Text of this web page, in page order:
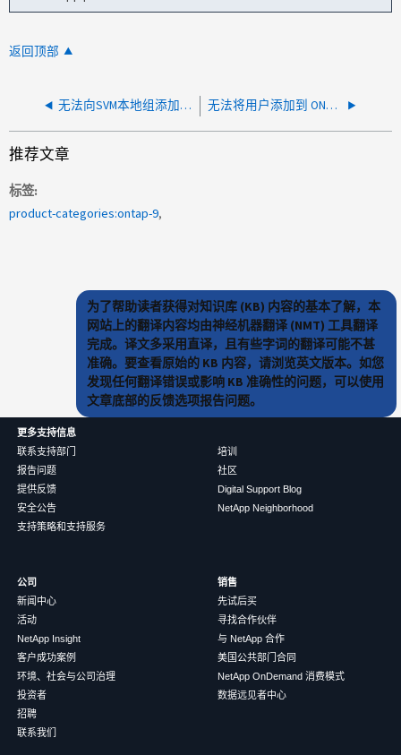
返回顶部
无法向SVM本地组添加"NT AUTHORITY\AUTHORITICATICATYSes" 无法将用户添加到 ONTAP 9 中的本地组。错误显示用户已存在
推荐文章
标签
product-categories:ontap-9
为了帮助读者获得对知识库 (KB) 内容的基本了解，本
网站上的翻译内容均由神经机器翻译 (NMT) 工具翻译
完成。译文多采用直译，且有些字词的翻译可能不甚
准确。要查看原始的 KB 内容，请浏览英文版本。如您
发现任何翻译错误或影响 KB 准确性的问题，可以使用
文章底部的反馈选项报告问题。
更多支持信息
联系支持部门
报告问题
提供反馈
安全公告
支持策略和支持服务
培训
社区
Digital Support Blog
NetApp Neighborhood
公司
新闻中心
活动
NetApp Insight
客户成功案例
环境、社会与公司治理
投资者
招聘
联系我们
销售
先试后买
寻找合作伙伴
与 NetApp 合作
美国公共部门合同
NetApp OnDemand 消费模式
数据远见者中心